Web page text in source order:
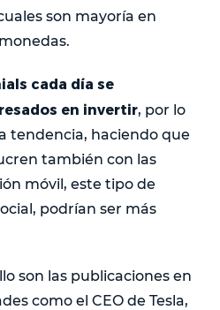
son mayoría en
cada día se
en invertir, por lo
tendencia, haciendo que
también con las
móvil, este tipo de
podrían ser más
son las publicaciones en
como el CEO de Tesla,